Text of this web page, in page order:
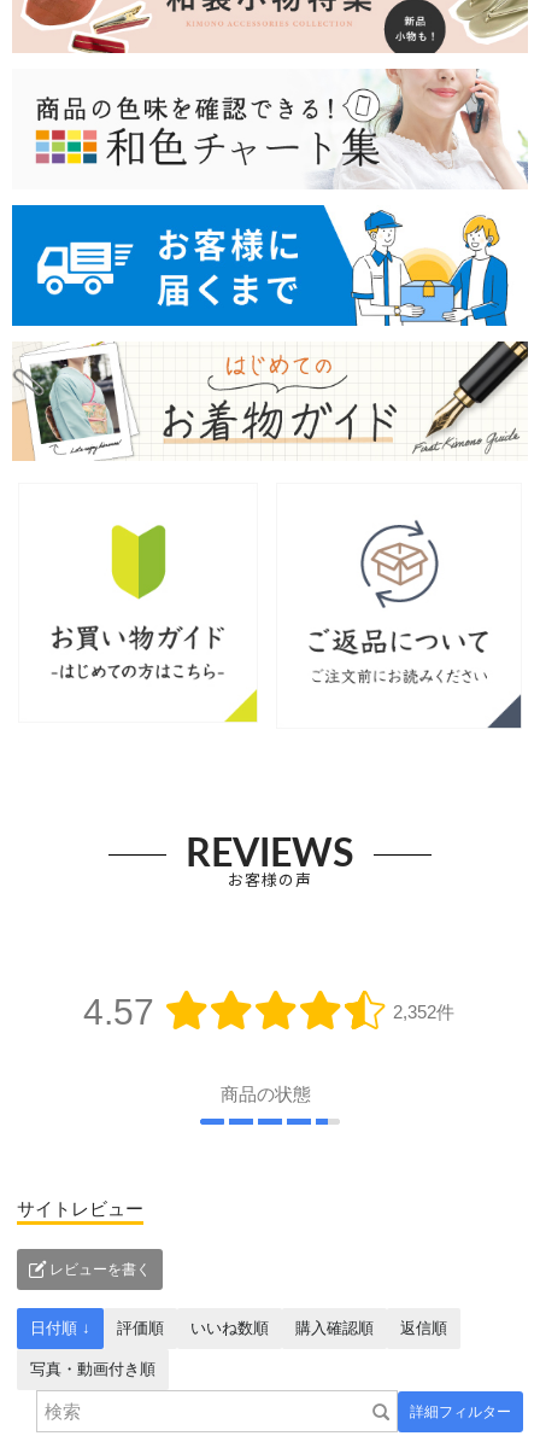
REVIEWS
お客様の声
4.57 2,352件
商品の状態
サイトレビュー
レビューを書く
詳細フィルター
日付順 ↓ 評価順 いいね数順 購入確認順 返信順
写真・動画付き順